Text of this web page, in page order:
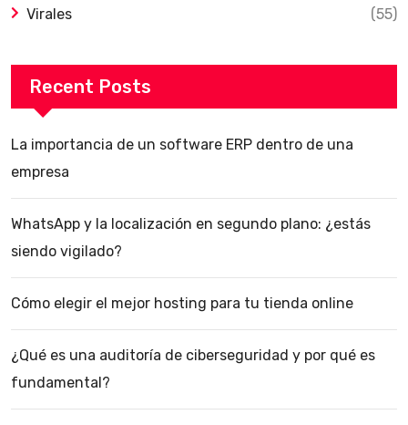
Virales (55)
Recent Posts
La importancia de un software ERP dentro de una
empresa
WhatsApp y la localización en segundo plano: ¿estás
siendo vigilado?
Cómo elegir el mejor hosting para tu tienda online
¿Qué es una auditoría de ciberseguridad y por qué es
fundamental?